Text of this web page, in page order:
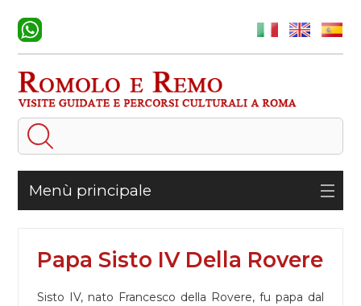
Menù principale
Papa Sisto IV Della Rovere
Sisto IV, nato Francesco della Rovere, fu papa dal